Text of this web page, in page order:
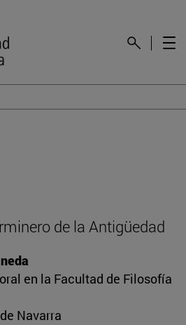
de la Antigüedad
en la Facultad de Filosofía
Navarra